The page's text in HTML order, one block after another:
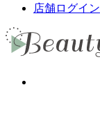
店舗ログイン